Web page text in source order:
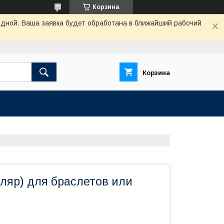
Корзина
Ваша заявка будет обработана в ближайший рабочий
Корзина
для браслетов или